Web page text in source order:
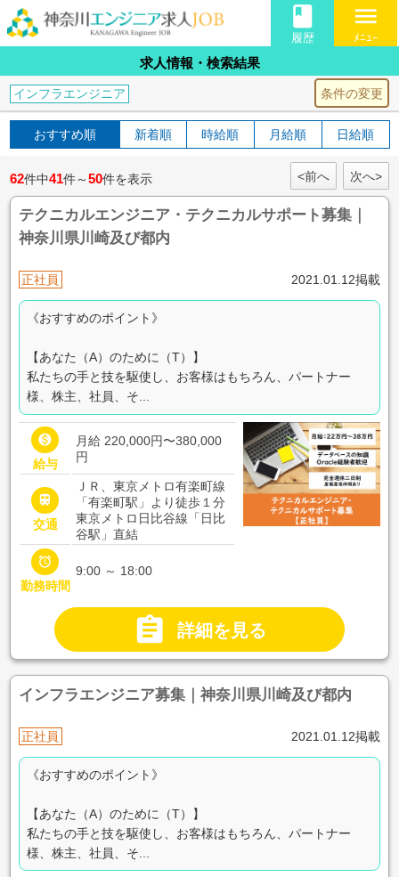
book
履歴
menu
ﾒﾆｭｰ
求人情報・検索結果
条件の変更
インフラエンジニア
おすすめ順 新着順 時給順 月給順 日給順
62件中41件～50件を表示 <前へ 次へ>
テクニカルエンジニア・テクニカルサポート募集｜
神奈川県川崎及び都内
正社員 2021.01.12掲載
《おすすめのポイント》
【あなた（A）のために（T）】
私たちの手と技を駆使し、お客様はもちろん、パートナー
様、株主、社員、そ...

給与
月給 220,000円〜380,000
円

交通
ＪＲ、東京メトロ有楽町線
「有楽町駅」より徒歩１分
東京メトロ日比谷線「日比
谷駅」直結

勤務時間
9:00 ～ 18:00
 詳細を見る
インフラエンジニア募集｜神奈川県川崎及び都内
正社員 2021.01.12掲載
《おすすめのポイント》
【あなた（A）のために（T）】
私たちの手と技を駆使し、お客様はもちろん、パートナー
様、株主、社員、そ...